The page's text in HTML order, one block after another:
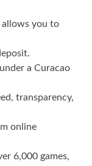
you to
a Curacao
transparency,
online
6,000 games,